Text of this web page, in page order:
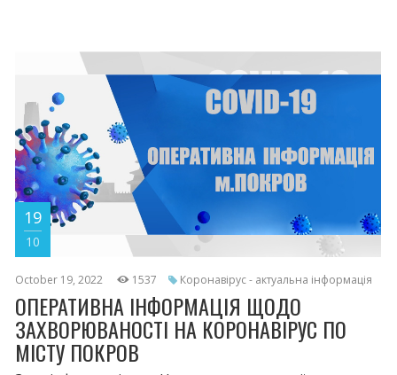
19
10
October 19, 2022 1537 Коронавірус - актуальна інформація
ОПЕРАТИВНА ІНФОРМАЦІЯ ЩОДО
ЗАХВОРЮВАНОСТІ НА КОРОНАВІРУС ПО
МІСТУ ПОКРОВ